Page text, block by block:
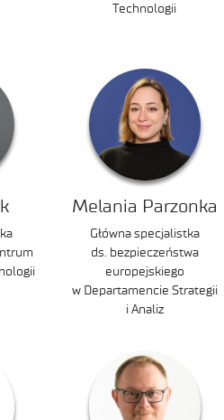
Technologii
Melania Parzonka
Główna specjalistka
ds. bezpieczeństwa
europejskiego
w Departamencie Strategii
i Analiz